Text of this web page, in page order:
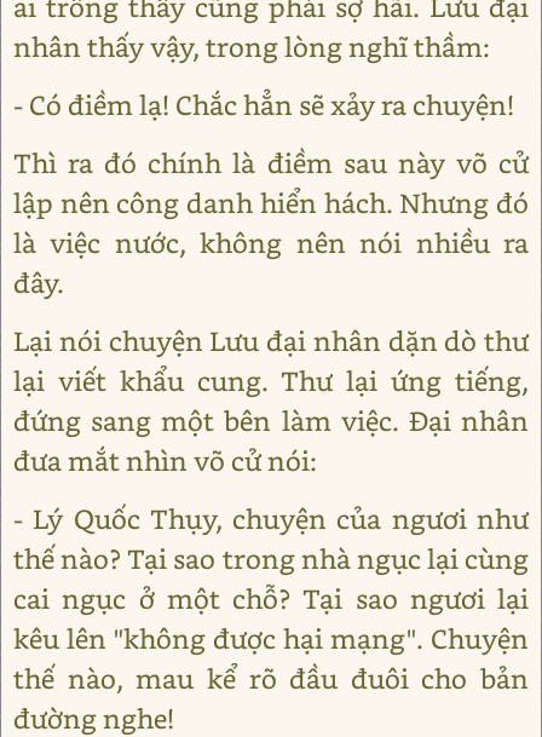
nhân thấy vậy, trong lòng nghĩ thầm:
- Có điềm lạ! Chắc hẳn sẽ xảy ra chuyện!
Thì ra đó chính là điềm sau này võ cử
lập nên công danh hiển hách. Nhưng đó
là việc nước, không nên nói nhiều ra
đây.
Lại nói chuyện Lưu đại nhân dặn dò thư
lại viết khẩu cung. Thư lại ứng tiếng,
đứng sang một bên làm việc. Đại nhân
đưa mắt nhìn võ cử nói:
- Lý Quốc Thụy, chuyện của ngươi như
thế nào? Tại sao trong nhà ngục lại cùng
cai ngục ở một chỗ? Tại sao ngươi lại
kêu lên "không được hại mạng". Chuyện
thế nào, mau kể rõ đầu đuôi cho bản
đường nghe!